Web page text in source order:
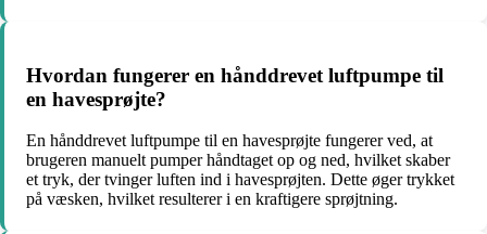
Hvordan fungerer en hånddrevet luftpumpe til
en havesprøjte?
En hånddrevet luftpumpe til en havesprøjte fungerer ved, at
brugeren manuelt pumper håndtaget op og ned, hvilket skaber
et tryk, der tvinger luften ind i havesprøjten. Dette øger trykket
på væsken, hvilket resulterer i en kraftigere sprøjtning.